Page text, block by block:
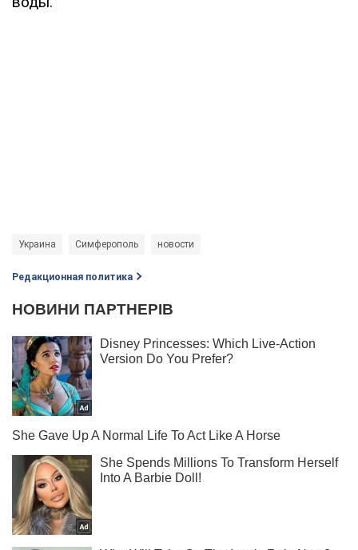
Украина Симферополь новости
Редакционная политика